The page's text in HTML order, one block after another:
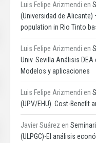
Luis Felipe Arizmendi en
(Universidad de
population in Rio Tinto
Luis Felipe Arizmendi en
Univ. Sevilla Análisis
Modelos y aplicaciones
Luis Felipe Arizmendi en
(UPV/EHU). Cost-Benefit
Javier Suárez en
(ULPGC)-El análisis